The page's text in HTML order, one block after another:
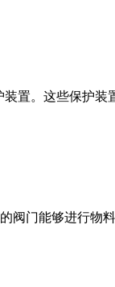
置。这些保护装
门能够进行物